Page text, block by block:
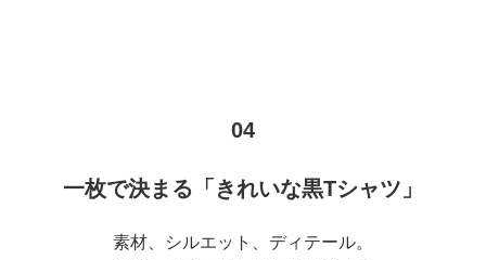
04
一枚で決まる「きれいな黒Tシャツ」
素材、シルエット、ディテール。